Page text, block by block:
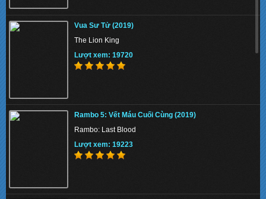
Quá Nhanh Quá Nguy Hiểm 9: Hobbs và Shaw
(2019)
Fast & Furious Presents: Hobbs & Shaw
Lượt xem: 20717
Phi Vụ Nữ Quyền (2019)
Miss & Mrs. Cops
Lượt xem: 154631
Tứ Đại Danh Bổ 3 (2014)
Vua Sư Tử (2019)
The Lion King
Lượt xem: 19720
Rambo 5: Vết Máu Cuối Cùng (2019)
Rambo: Last Blood
Lượt xem: 19223